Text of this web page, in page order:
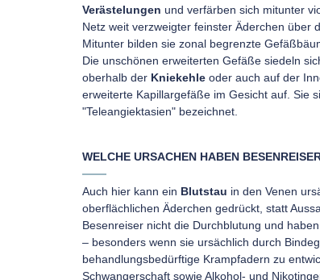
Verästelungen und verfärben sich mitunter
Netz weit verzweigter feinster Äderchen über
Mitunter bilden sie zonal begrenzte
Die unschönen erweiterten Gefäße siedeln
oberhalb der Kniekehle oder auch auf der
erweiterte Kapillargefäße im Gesicht auf. Sie
"Teleangiektasien" bezeichnet.
WELCHE URSACHEN HABEN
Auch hier kann ein Blutstau in den Venen
oberflächlichen Äderchen gedrückt, statt
Besenreiser nicht die Durchblutung und
– besonders wenn sie ursächlich durch
behandlungsbedürftige Krampfadern zu
Schwangerschaft sowie Alkohol- und